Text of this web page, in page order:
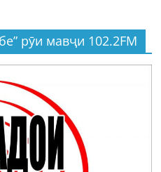
рӯи мавҷи 102.2FM